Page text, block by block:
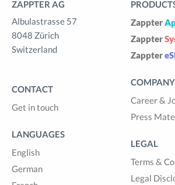
ZAPPTER AG
Albulastrasse 57
8048 Zürich
Switzerland
CONTACT
Get in touch
LANGUAGES
English
German
Zappter
Zappter
Zappter
COMPANY
Career &
Press
LEGAL
Terms &
Legal